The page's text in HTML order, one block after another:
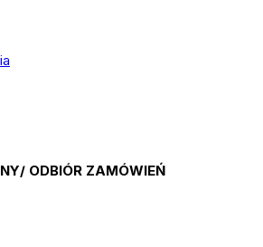
ODBIÓR ZAMÓWIEŃ